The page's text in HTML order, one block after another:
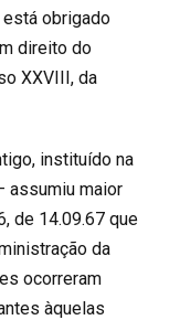
obrigado
direito do
XXVIII, da
instituído na
assumiu maior
de 14.09.67 que
da
ocorreram
àquelas